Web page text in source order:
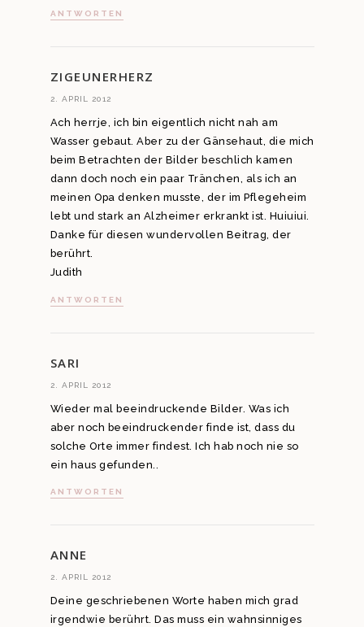
ANTWORTEN
ZIGEUNERHERZ
2. APRIL 2012
Ach herrje, ich bin eigentlich nicht nah am
Wasser gebaut. Aber zu der Gänsehaut, die mich
beim Betrachten der Bilder beschlich kamen
dann doch noch ein paar Tränchen, als ich an
meinen Opa denken musste, der im Pflegeheim
lebt und stark an Alzheimer erkrankt ist. Huiuiui.
Danke für diesen wundervollen Beitrag, der
berührt.
Judith
ANTWORTEN
SARI
2. APRIL 2012
Wieder mal beeindruckende Bilder. Was ich
aber noch beeindruckender finde ist, dass du
solche Orte immer findest. Ich hab noch nie so
ein haus gefunden..
ANTWORTEN
ANNE
2. APRIL 2012
Deine geschriebenen Worte haben mich grad
irgendwie berührt. Das muss ein wahnsinniges